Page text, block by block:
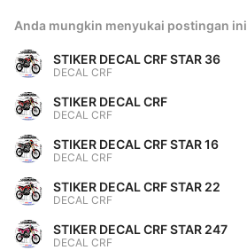
Anda mungkin menyukai postingan ini
STIKER DECAL CRF STAR 36
DECAL CRF
STIKER DECAL CRF
DECAL CRF
STIKER DECAL CRF STAR 16
DECAL CRF
STIKER DECAL CRF STAR 22
DECAL CRF
STIKER DECAL CRF STAR 247
DECAL CRF